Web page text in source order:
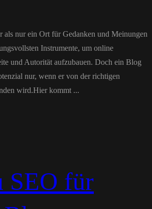
als nur ein Ort für Gedanken und Meinungen
Instrumente, um online
und Autorität aufzubauen. Doch ein Blog
nur, wenn er von der richtigen
wird.Hier kommt ...
SEO für